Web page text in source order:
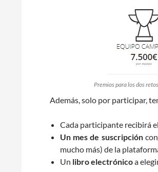
Premios para los dos retos
Además, solo por participar,
Cada participante recibirá
Un mes de suscripcióncon
mucho más) de la
Un libro electrónicoa